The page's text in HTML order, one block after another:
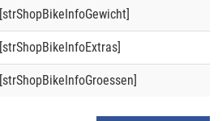
[strShopBikeInfoGewicht]
[strShopBikeInfoExtras]
[strShopBikeInfoGroessen]